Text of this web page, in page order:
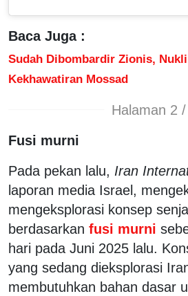
Baca Juga :
Sudah Dibombardir Zionis,
Kekhawatiran Mossad
Halaman 2
Fusi murni
Pada pekan lalu, Iran
laporan media Israel,
mengeksplorasi konsep
berdasarkan fusi murni
hari pada Juni 2025 lalu.
yang sedang dieksplorasi
membutuhkan bahan dasar